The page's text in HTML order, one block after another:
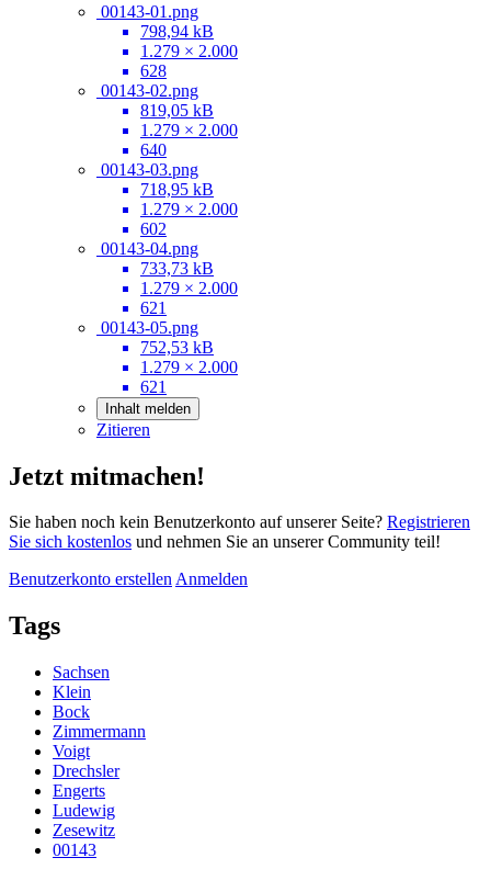
00143-01.png
798,94 kB
1.279 × 2.000
628
00143-02.png
819,05 kB
1.279 × 2.000
640
00143-03.png
718,95 kB
1.279 × 2.000
602
00143-04.png
733,73 kB
1.279 × 2.000
621
00143-05.png
752,53 kB
1.279 × 2.000
621
Inhalt melden
Zitieren
Jetzt mitmachen!
Sie haben noch kein Benutzerkonto auf unserer Seite? Registrieren
Sie sich kostenlos und nehmen Sie an unserer Community teil!
Benutzerkonto erstellenAnmelden
Tags
Sachsen
Klein
Bock
Zimmermann
Voigt
Drechsler
Engerts
Ludewig
Zesewitz
00143